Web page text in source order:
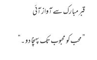
قبر مبارک سے آواز آئی
” محب کو محبوب تک پہنچا دو ۔“